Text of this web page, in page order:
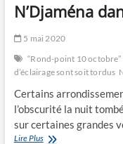
N’Djaména
5 mai 2020
“Rond-point 10 octobre”
d’éclairage sont soit tordus
Certains
l’obscurité la nuit
sur certaines grandes
Lire PlusN’Djaména